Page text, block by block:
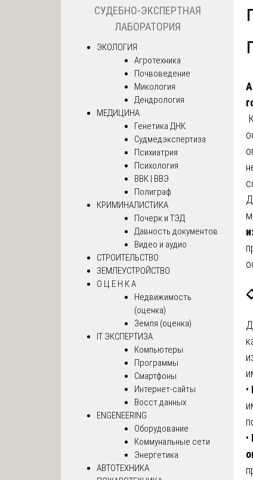
•
•
СУДЕБНО-ЭКСПЕРТНАЯ
ЛАБОРАТОРИЯ
ЭКОЛОГИЯ
Агротехника
Почвоведение
Микология
Дендрология
МЕДИЦИНА
Генетика ДНК
Судмедэкспертиза
Психиатрия
Психология
ВВК | ВВЭ
Полиграф
КРИМИНАЛИСТИКА
Почерк и ТЭД
Давность документов
Видео и аудио
СТРОИТЕЛЬСТВО
ЗЕМЛЕУСТРОЙСТВО
О Ц Е Н К А
Недвижимость
(оценка)
Земля (оценка)
IT ЭКСПЕРТИЗА
Компьютеры
Программы
Смартфоны
Интернет-сайты
Восст.данных
ENGENEERING
Оборудование
Коммунальные сети
Энергетика
АВТОТЕХНИКА